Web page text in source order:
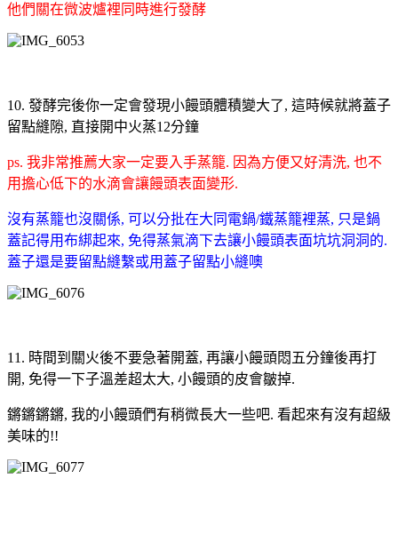
他們關在微波爐裡同時進行發酵
10. 發酵完後你一定會發現小饅頭體積變大了, 這時候就將蓋子
留點縫隙, 直接開中火蒸12分鐘
ps. 我非常推薦大家一定要入手蒸籠. 因為方便又好清洗, 也不
用擔心低下的水滴會讓饅頭表面變形.
沒有蒸籠也沒關係, 可以分批在大同電鍋/鐵蒸籠裡蒸, 只是鍋
蓋記得用布綁起來, 免得蒸氣滴下去讓小饅頭表面坑坑洞洞的.
蓋子還是要留點縫繫或用蓋子留點小縫噢
11. 時間到關火後不要急著開蓋, 再讓小饅頭悶五分鐘後再打
開, 免得一下子溫差超太大, 小饅頭的皮會皺掉.
鏘鏘鏘鏘, 我的小饅頭們有稍微長大一些吧. 看起來有沒有超級
美味的!!